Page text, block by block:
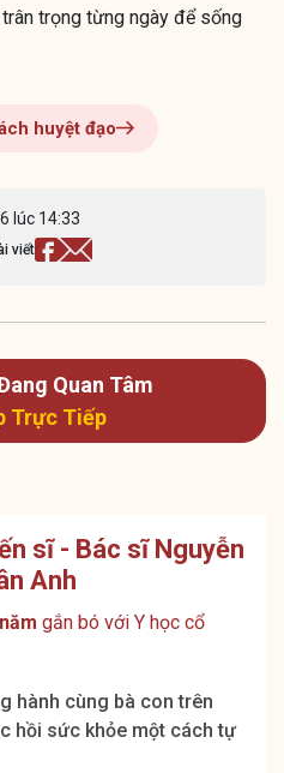
trọng từng ngày để sống
huyệt đạo
lúc 14:33
viết
Quan Tâm
Trực Tiếp
sĩ - Bác sĩ Nguyễn
Anh
gắn bó với Y học cổ
hành cùng bà con trên
hồi sức khỏe một cách tự